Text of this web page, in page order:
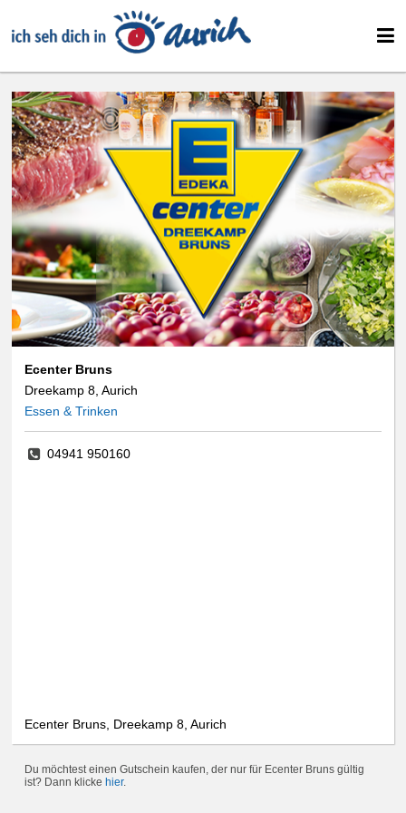
Ecenter Bruns
Dreekamp 8, Aurich
Essen & Trinken
04941 950160
Ecenter Bruns, Dreekamp 8, Aurich
Du möchtest einen Gutschein kaufen, der nur für Ecenter Bruns gültig
ist? Dann klicke hier.